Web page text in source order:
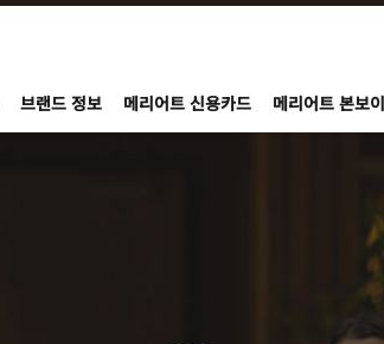
브랜드 정보 메리어트 신용카드 메리어트 본보